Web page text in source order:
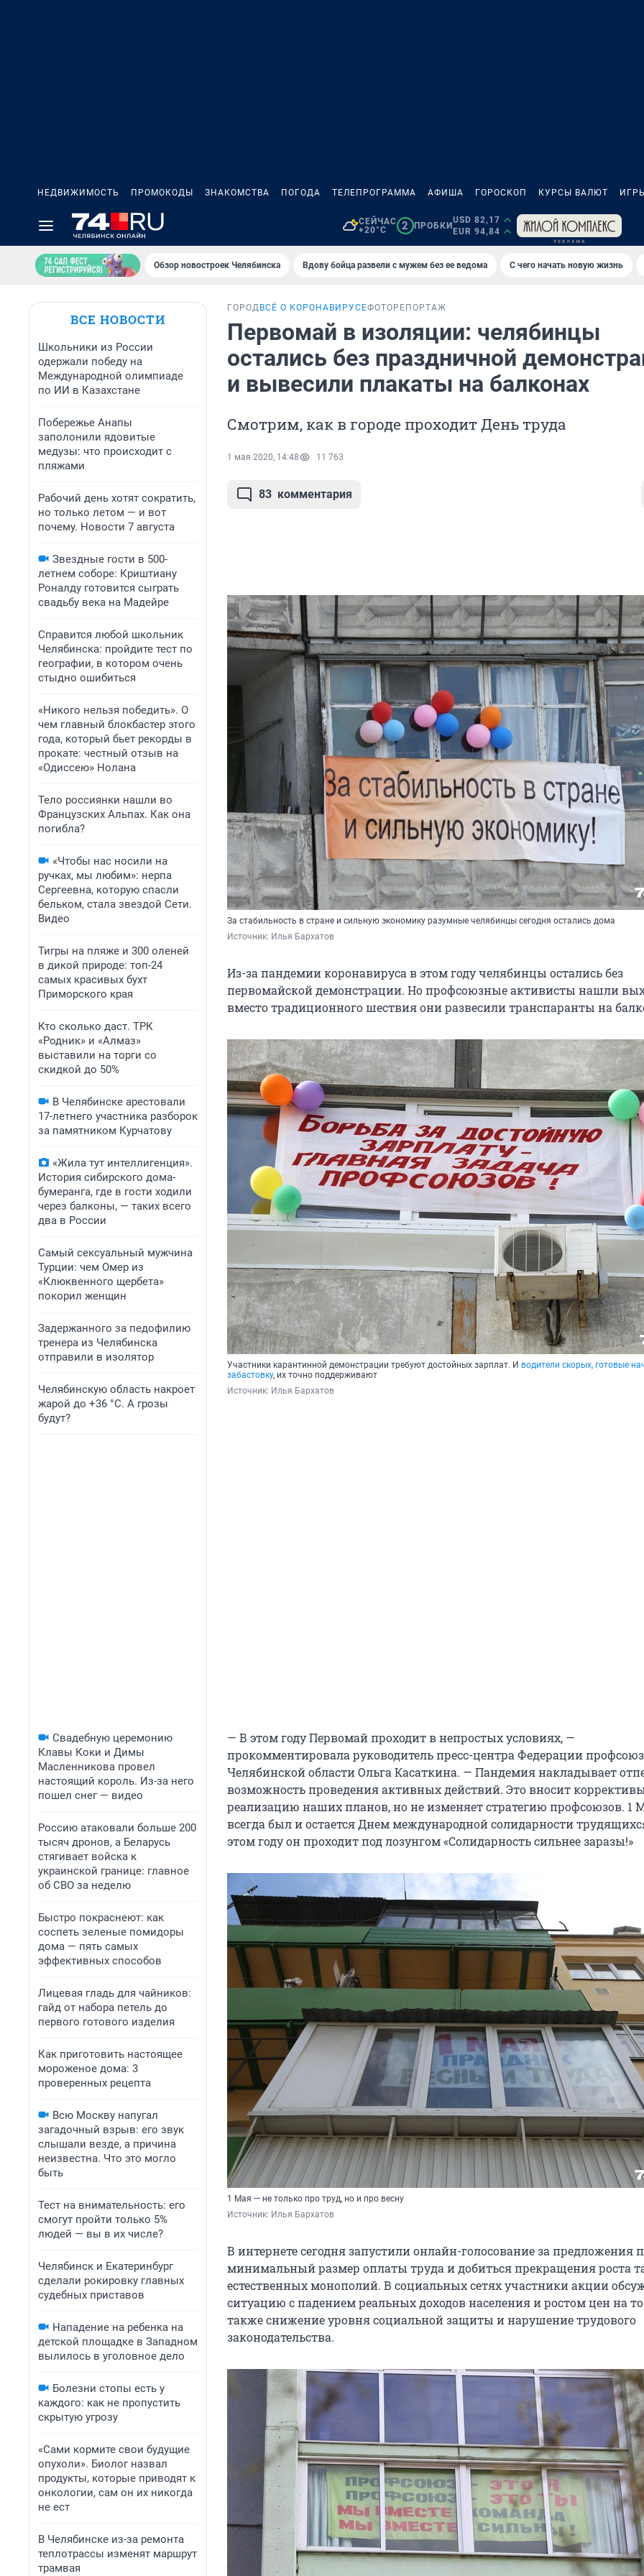
НЕДВИЖИМОСТЬ ПРОМОКОДЫ ЗНАКОМСТВА ПОГОДА ТЕЛЕПРОГРАММА АФИША ГОРОСКОП КУРСЫ ВАЛЮТ
СЕЙЧАС
+20°C
2 ПРОБКИ
USD 82,17
EUR 94,84
Обзор новостроек Челябинска Вдову бойца развели с мужем без ее ведома С чего начать новую жизнь
ВСЕ НОВОСТИ
Школьники из России
одержали победу на
Международной олимпиаде
по ИИ в Казахстане
Побережье Анапы
заполонили ядовитые
медузы: что происходит с
пляжами
Рабочий день хотят сократить,
но только летом — и вот
почему. Новости 7 августа
Звездные гости в 500-
летнем соборе: Криштиану
Роналду готовится сыграть
свадьбу века на Мадейре
Справится любой школьник
Челябинска: пройдите тест по
географии, в котором очень
стыдно ошибиться
«Никого нельзя победить». О
чем главный блокбастер этого
года, который бьет рекорды в
прокате: честный отзыв на
«Одиссею» Нолана
Тело россиянки нашли во
Французских Альпах. Как она
погибла?
«Чтобы нас носили на
ручках, мы любим»: нерпа
Сергеевна, которую спасли
бельком, стала звездой Сети.
Видео
Тигры на пляже и 300 оленей
в дикой природе: топ-24
самых красивых бухт
Приморского края
Кто сколько даст. ТРК
«Родник» и «Алмаз»
выставили на торги со
скидкой до 50%
В Челябинске арестовали
17-летнего участника разборок
за памятником Курчатову
«Жила тут интеллигенция».
История сибирского дома-
бумеранга, где в гости ходили
через балконы, — таких всего
два в России
Самый сексуальный мужчина
Турции: чем Омер из
«Клюквенного щербета»
покорил женщин
Задержанного за педофилию
тренера из Челябинска
отправили в изолятор
Челябинскую область накроет
жарой до +36 °C. А грозы
будут?
Свадебную церемонию
Клавы Коки и Димы
Масленникова провел
настоящий король. Из-за него
пошел снег — видео
Россию атаковали больше 200
тысяч дронов, а Беларусь
стягивает войска к
украинской границе: главное
об СВО за неделю
Быстро покраснеют: как
соспеть зеленые помидоры
дома — пять самых
эффективных способов
Лицевая гладь для чайников:
гайд от набора петель до
первого готового изделия
Как приготовить настоящее
мороженое дома: 3
проверенных рецепта
Всю Москву напугал
загадочный взрыв: его звук
слышали везде, а причина
неизвестна. Что это могло
быть
Тест на внимательность: его
смогут пройти только 5%
людей — вы в их числе?
Челябинск и Екатеринбург
сделали рокировку главных
судебных приставов
Нападение на ребенка на
детской площадке в Западном
вылилось в уголовное дело
Болезни стопы есть у
каждого: как не пропустить
скрытую угрозу
«Сами кормите свои будущие
опухоли». Биолог назвал
продукты, которые приводят к
онкологии, сам он их никогда
не ест
В Челябинске из-за ремонта
теплотрассы изменят маршрут
трамвая
ГОРОД ВСЁ О КОРОНАВИРУСЕФОТОРЕПОРТАЖ
Первомай в изоляции: челябинцы
остались без праздничной
и вывесили плакаты на балконах
Смотрим, как в городе проходит День труда
1 мая 2020, 14:48 11 763
83 комментария
За стабильность в стране и сильную экономику разумные челябинцы сегодня остались дома
Источник: Илья Бархатов
Из-за пандемии коронавируса в этом году челябинцы остались без
первомайской демонстрации. Но профсоюзные активисты нашли
вместо традиционного шествия они развесили транспаранты на
Участники карантинной демонстрации требуют достойных зарплат. И водители скорых, готовые
забастовку, их точно поддерживают
Источник: Илья Бархатов
— В этом году Первомай проходит в непростых условиях, —
прокомментировала руководитель пресс-центра Федерации
Челябинской области Ольга Касаткина. — Пандемия накладывает
возможность проведения активных действий. Это вносит
реализацию наших планов, но не изменяет стратегию профсоюзов. 1
всегда был и остается Днем международной солидарности
этом году он проходит под лозунгом «Солидарность сильнее заразы!»
1 Мая — не только про труд, но и про весну
Источник: Илья Бархатов
В интернете сегодня запустили онлайн-голосование за предложения
минимальный размер оплаты труда и добиться прекращения роста
естественных монополий. В социальных сетях участники акции
ситуацию с падением реальных доходов населения и ростом цен на
также снижение уровня социальной защиты и нарушение трудового
законодательства.